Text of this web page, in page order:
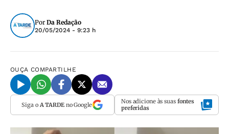
Por Da Redação
20/05/2024 - 9:23 h
OUÇA COMPARTILHE
Siga o A TARDEno Google Nos adicione às suas fontes
preferidas